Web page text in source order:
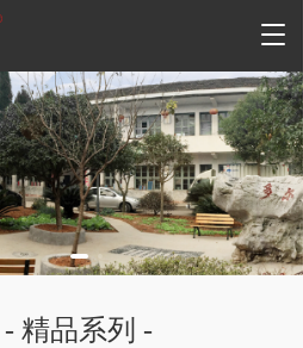
T
g
g
l
e
n
a
v
i
g
- 精品系列 -